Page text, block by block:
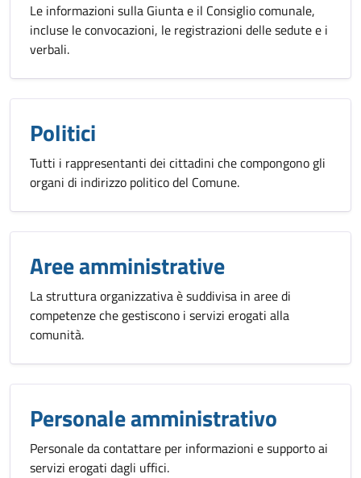
Le informazioni sulla Giunta e il Consiglio comunale,
incluse le convocazioni, le registrazioni delle sedute e i
verbali.
Politici
Tutti i rappresentanti dei cittadini che compongono gli
organi di indirizzo politico del Comune.
Aree amministrative
La struttura organizzativa è suddivisa in aree di
competenze che gestiscono i servizi erogati alla
comunità.
Personale amministrativo
Personale da contattare per informazioni e supporto ai
servizi erogati dagli uffici.